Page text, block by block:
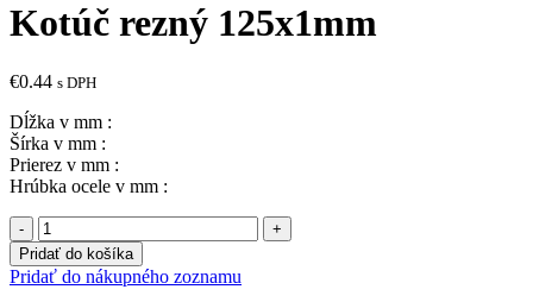
Kotúč rezný 125x1mm
€0.44 s DPH
Dĺžka v mm :
Šírka v mm :
Prierez v mm :
Hrúbka ocele v mm :
množstvo
Kotúč
rezný
125x1mm
Pridať do košíka
Pridať do nákupného zoznamu